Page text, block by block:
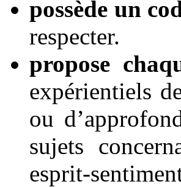
possède un
respecter.
propose
expérientiels
ou
sujets
esprit-